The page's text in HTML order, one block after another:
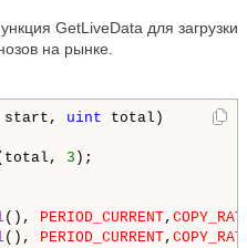
GetLiveData для загрузки
на рынке.
start, uint total)
3 );
(), PERIOD_CURRENT,
(), PERIOD_CURRENT,